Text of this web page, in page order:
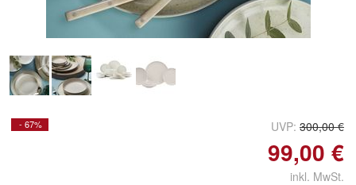
- 67% UVP: 300,00 €
99,00 €
inkl. MwSt.